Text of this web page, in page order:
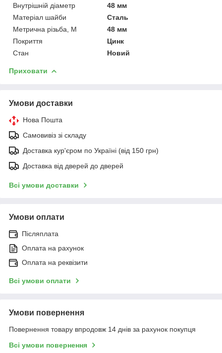
Внутрішній діаметр
48 мм
Матеріал шайби
Сталь
Метрична різьба, М
48 мм
Покриття
Цинк
Стан
Новий
Приховати
Умови доставки
Нова Пошта
Самовивіз зі складу
Доставка кур'єром по Україні (від 150 грн)
Доставка від дверей до дверей
Всі умови доставки
Умови оплати
Післяплата
Оплата на рахунок
Оплата на реквізити
Всі умови оплати
Умови повернення
Повернення товару впродовж 14 днів за рахунок покупця
Всі умови повернення